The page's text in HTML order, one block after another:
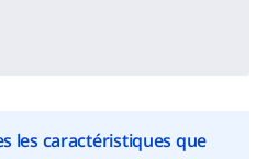
les caractéristiques que